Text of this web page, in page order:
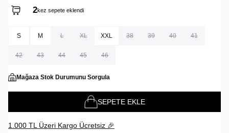
2kez sepete eklendi
S M L XL XXL 38 39 40 41
42 43 44 45 46
Mağaza Stok Durumunu Sorgula
SEPETE EKLE
1.000 TL Üzeri Kargo Ücretsiz 🎉